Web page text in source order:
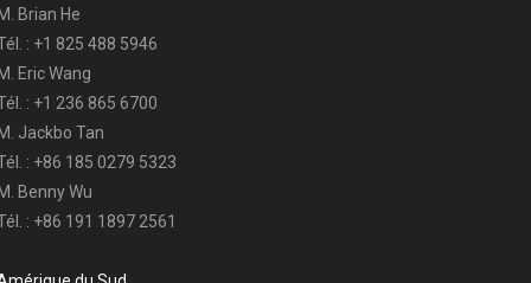
M. Brian He
: +1 825 488 5946
M. Eric Wang
: +1 236 865 6700
M. Jackbo Tan
: +86 185 0279 5323
M. Benny Wu
: +86 191 1897 2561